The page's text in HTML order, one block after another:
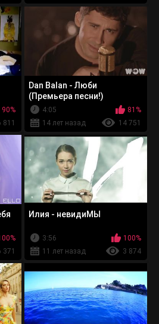
90%
811
Dan Balan - Люби
(Премьера песни!)
4:05
81%
14 лет назад
14 751
371
Илия - невидиМЫ
3:56
100%
11 лет назад
3 874